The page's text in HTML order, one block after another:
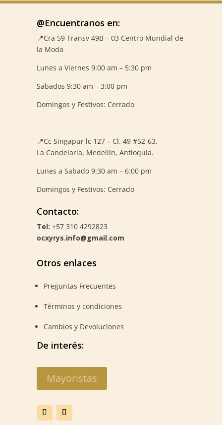
@Encuentranos en:
📍Cra 59 Transv 49B – 03 Centro Mundial de
la Moda
Lunes a Viernes 9:00 am – 5:30 pm
Sabados 9:30 am – 3:00 pm
Domingos y Festivos: Cerrado
📍Cc Singapur lc 127 – Cl. 49 #52-63,
La Candelaria, Medellín, Antioquia.
Lunes a Sabado 9:30 am – 6:00 pm
Domingos y Festivos: Cerrado
Contacto:
Tel: +57 310 4292823
ocxyrys.info@gmail.com
Otros enlaces
Preguntas Frecuentes
Términos y condiciones
Cambios y Devoluciones
De interés:
Mayoristas